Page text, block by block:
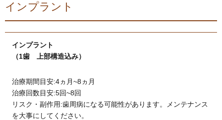
インプラント
インプラント
（1歯 上部構造込み）
治療期間目安:4ヵ月~8ヵ月
治療回数目安:5回~8回
リスク・副作用:歯周病になる可能性があります。メンテナンス
を大事にしてください。